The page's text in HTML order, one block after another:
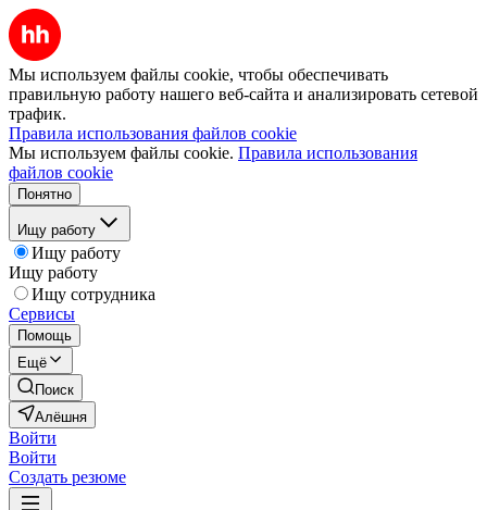
Мы используем файлы cookie, чтобы обеспечивать
правильную работу нашего веб-сайта и анализировать сетевой
трафик.
Правила использования файлов cookie
Мы используем файлы cookie. Правила использования
файлов cookie
Понятно
Ищу работу
Ищу работу
Ищу работу
Ищу сотрудника
Сервисы
Помощь
Ещё
Поиск
Алёшня
Войти
Войти
Создать резюме